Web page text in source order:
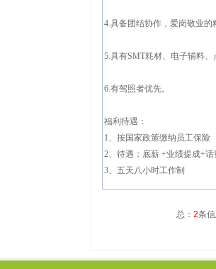
4.具备团结协作，爱岗敬业
5.具有SMT耗材、电子辅料
6.有驾照者优先。
福利待遇：
1、按国家政策缴纳员工保险
2、待遇：底薪 +业绩提成+
3、五天八小时工作制
总： 2条